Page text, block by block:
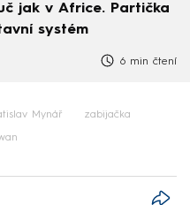
jak v Africe. Partička
systém
6 min čtení
Mynář zabijačka